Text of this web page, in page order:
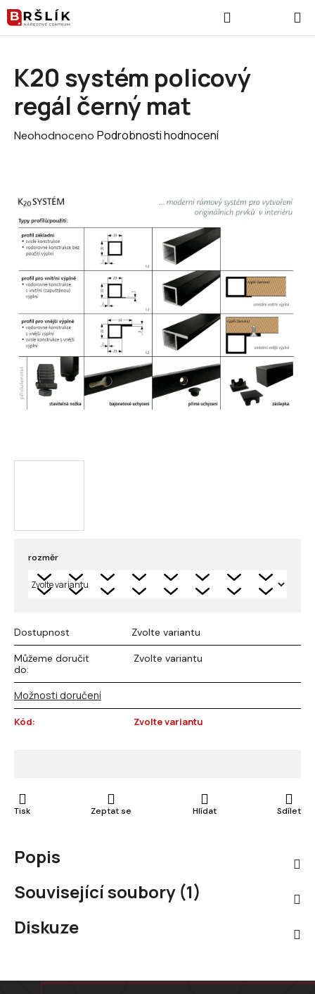
Přejít na obsah
rozměr
Dostupnost Zvolte variantu
Můžeme doručit
do:
Zvolte variantu
Možnosti doručení
Kód: Zvolte variantu
Tisk Zeptat se Hlídat Sdílet
K20 systém policový
regál černý mat
Průměrné hodnocení produktu je 0,0 z 5 hvězdiček.
Neohodnoceno Podrobnosti hodnocení
Popis
Související soubory (1)
Diskuze
Zápatí